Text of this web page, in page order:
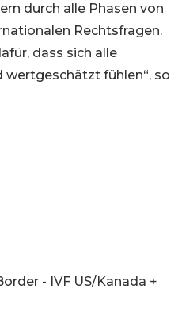
durch alle Phasen von
Rechtsfragen.
dass sich alle
fühlen“, so
- IVF US/Kanada +